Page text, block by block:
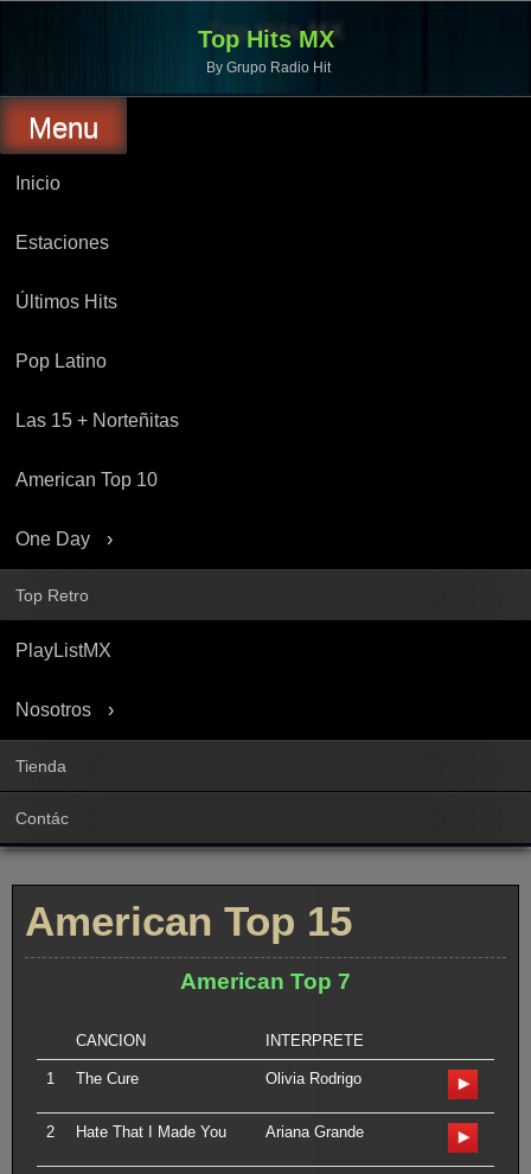
Top Hits MX
By Grupo Radio Hit
Menu
Inicio
Estaciones
Últimos Hits
Pop Latino
Las 15 + Norteñitas
American Top 10
One Day
Top Retro
PlayListMX
Nosotros
Tienda
Contác
American Top 15
American Top 7
CANCION INTERPRETE
1 The Cure Olivia Rodrigo
2 Hate That I Made You Ariana Grande